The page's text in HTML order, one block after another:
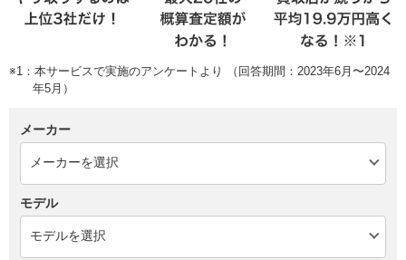
※1：本サービスで実施のアンケートより （回答期間：2023年6月〜2024
年5月）
メーカー
モデル